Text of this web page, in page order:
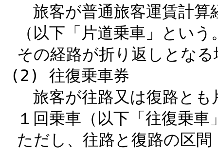
旅客が普通旅客運賃計算
（以下「片道乗車」とい
その経路が折り返しとな
(2) 往復乗車券
旅客が往路又は復路とも
１回乗車（以下「往復乗
ただし、往路と復路の区